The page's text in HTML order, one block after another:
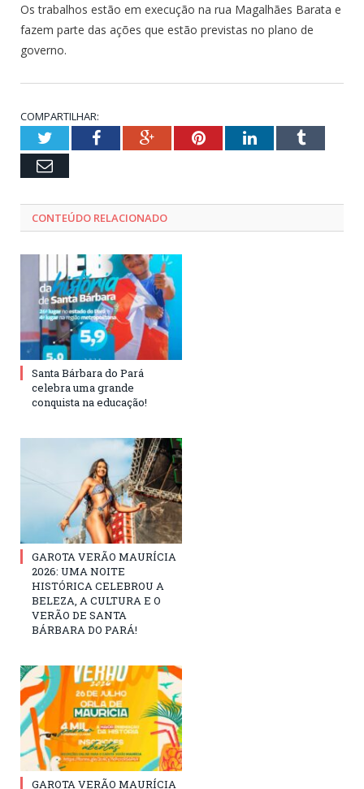
Os trabalhos estão em execução na rua Magalhães Barata e
fazem parte das ações que estão previstas no plano de
governo.
COMPARTILHAR:
TwitterFacebookGoogle+PinterestLinkedInTumblr
Email
CONTEÚDO RELACIONADO
Santa Bárbara do Pará
celebra uma grande
conquista na educação!
GAROTA VERÃO MAURÍCIA
2026: UMA NOITE
HISTÓRICA CELEBROU A
BELEZA, A CULTURA E O
VERÃO DE SANTA
BÁRBARA DO PARÁ!
GAROTA VERÃO MAURÍCIA